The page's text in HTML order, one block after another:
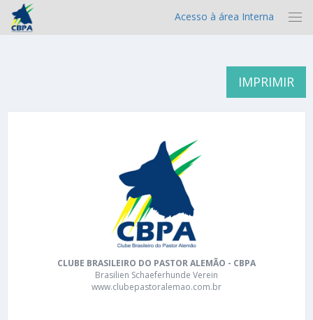
Acesso à área Interna
IMPRIMIR
CLUBE BRASILEIRO DO PASTOR ALEMÃO - CBPA
Brasilien Schaeferhunde Verein
www.clubepastoralemao.com.br